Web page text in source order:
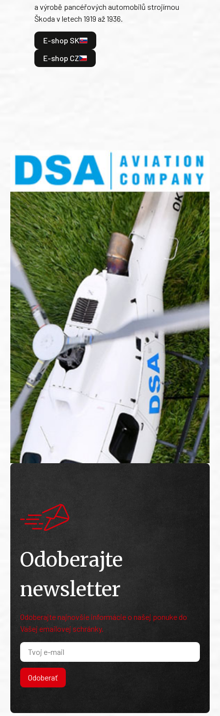
a výrobě pancéřových automobilů strojírnou
Škoda v letech 1919 až 1936.
E-shop SK
E-shop CZ
Odoberajte
newsletter
Odoberajte najnovšie informácie o našej ponuke do
Vašej emailovej schránky.
Odoberať